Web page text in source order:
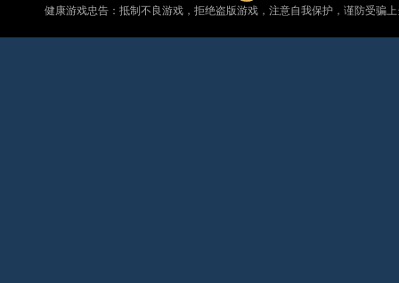
健康游戏忠告：抵制不良游戏，拒绝盗版游戏，注意自我保护，谨防受骗